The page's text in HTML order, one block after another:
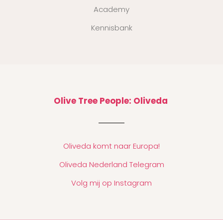
Academy
Kennisbank
Olive Tree People: Oliveda
Oliveda komt naar Europa!
Oliveda Nederland Telegram
Volg mij op Instagram